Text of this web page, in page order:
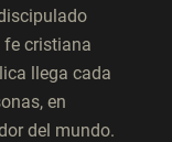
fe cristiana
llega cada
en
del mundo.